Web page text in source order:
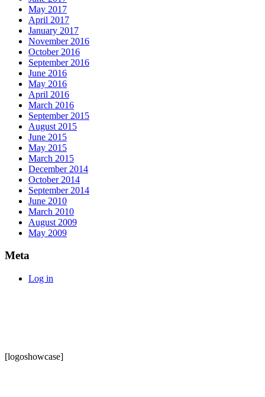
May 2017
April 2017
January 2017
November 2016
October 2016
September 2016
June 2016
May 2016
April 2016
March 2016
September 2015
August 2015
June 2015
May 2015
March 2015
December 2014
October 2014
September 2014
June 2010
March 2010
August 2009
May 2009
Meta
Log in
[logoshowcase]